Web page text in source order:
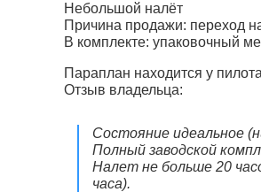
Небольшой налёт
Причина продажи: переход
В комплекте: упаковочный
Параплан находится у
Отзыв владельца:
Состояние идеальное
Полный заводской
Налет не больше 20
часа).